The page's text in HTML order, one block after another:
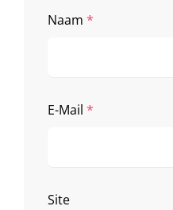
Naam *
E-Mail *
Site